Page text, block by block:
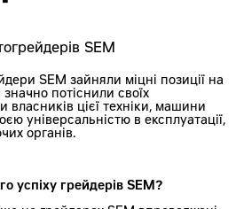
SEM зайняли міцні позиції на
потіснили своїх
власників цієї техніки, машини
універсальністю в експлуатації,
органів.
успіху грейдерів SEM?